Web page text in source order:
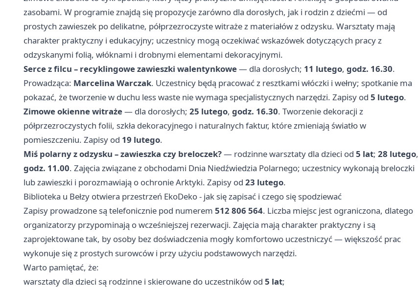
zasobami. W programie znajdą się propozycje zarówno dla dorosłych, jak i rodzin z dziećmi — od
prostych zawieszek po delikatne, półprzezroczyste witraże z materiałów z odzysku. Warsztaty mają
charakter praktyczny i edukacyjny; uczestnicy mogą oczekiwać wskazówek dotyczących pracy z
odzyskanymi folią, włóknami i drobnymi elementami dekoracyjnymi.
Serce z filcu – recyklingowe zawieszki walentynkowe— dla dorosłych; 11 lutego, godz. 16.30.
Prowadząca: Marcelina Warczak. Uczestnicy będą pracować z resztkami włóczki i wełny; spotkanie ma
pokazać, że tworzenie w duchu less waste nie wymaga specjalistycznych narzędzi. Zapisy od 5 lutego.
Zimowe okienne witraże— dla dorosłych; 25 lutego, godz. 16.30. Tworzenie dekoracji z
półprzezroczystych folii, szkła dekoracyjnego i naturalnych faktur, które zmieniają światło w
pomieszczeniu. Zapisy od 19 lutego.
Miś polarny z odzysku – zawieszka czy breloczek?— rodzinne warsztaty dla dzieci od 5 lat; 28 lutego,
godz. 11.00. Zajęcia związane z obchodami Dnia Niedźwiedzia Polarnego; uczestnicy wykonają breloczki
lub zawieszki i porozmawiają o ochronie Arktyki. Zapisy od 23 lutego.
Biblioteka u Bełzy otwiera przestrzeń EkoDeko - jak się zapisać i czego się spodziewać
Zapisy prowadzone są telefonicznie pod numerem 512 806 564. Liczba miejsc jest ograniczona, dlatego
organizatorzy przypominają o wcześniejszej rezerwacji. Zajęcia mają charakter praktyczny i są
zaprojektowane tak, by osoby bez doświadczenia mogły komfortowo uczestniczyć — większość prac
wykonuje się z prostych surowców i przy użyciu podstawowych narzędzi.
Warto pamiętać, że:
warsztaty dla dzieci są rodzinne i skierowane do uczestników od 5 lat;